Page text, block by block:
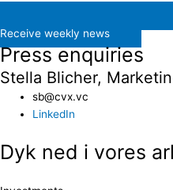
Receive weekly news
Press enquiries
Stella Blicher,
sb@cvx.vc​
LinkedIn
Dyk ned i vores